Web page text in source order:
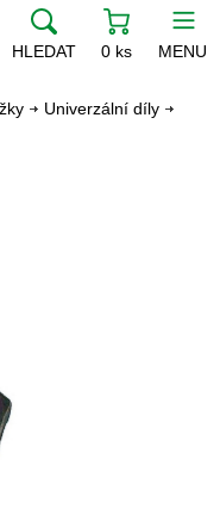
HLEDAT 0 ks MENU
Univerzální díly